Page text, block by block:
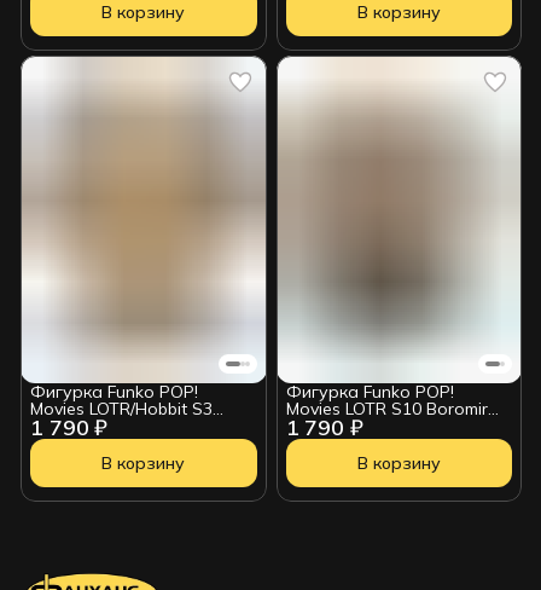
В корзину
В корзину
1 790 ₽
Фигурка Funko POP!
Movies LOTR/Hobbit S3
Gollum (532) 13559
В корзину
1 790 ₽
Фигурка Funko POP!
Movies LOTR S10 Boromir
(1986) 90314
В корзину